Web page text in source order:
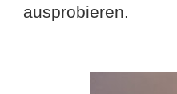
ausprobieren.